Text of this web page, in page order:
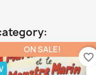
ON SALE!
favorite_border